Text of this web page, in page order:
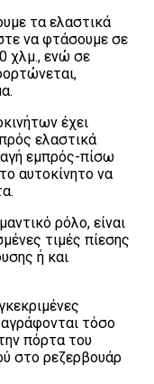
τα ελαστικά
να φτάσουμε σε
χλμ., ενώ σε
έχει
ελαστικά
εμπρός-πίσω
αυτοκίνητο να
ρόλο, είναι
τιμές πίεσης
ή και
τόσο
πόρτα του
στο ρεζερβουάρ